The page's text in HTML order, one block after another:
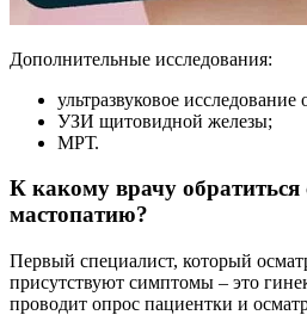
Дополнительные исследования:
ультразвуковое исследование
УЗИ щитовидной железы;
МРТ.
К какому врачу обратиться
мастопатию?
Первый специалист, который
присутствуют симптомы – это
проводит опрос пациентки и